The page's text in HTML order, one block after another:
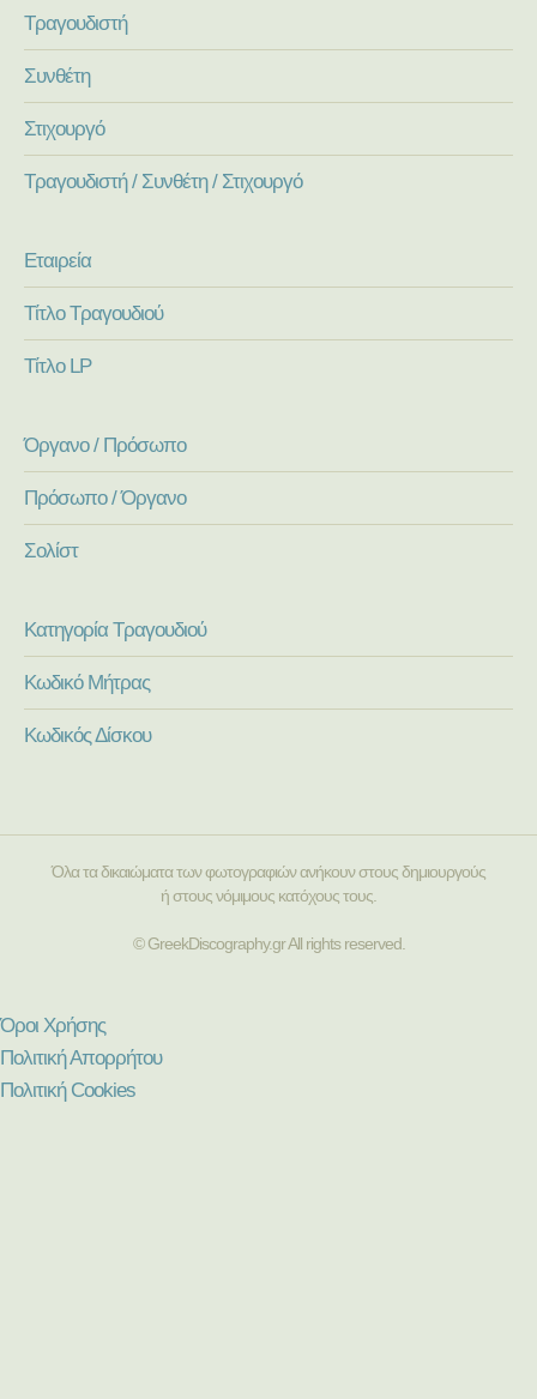
Τραγουδιστή
Συνθέτη
Στιχουργό
Τραγουδιστή / Συνθέτη / Στιχουργό
Εταιρεία
Τίτλο Τραγουδιού
Τίτλο LP
Όργανο / Πρόσωπο
Πρόσωπο / Όργανο
Σολίστ
Κατηγορία Τραγουδιού
Κωδικό Μήτρας
Κωδικός Δίσκου
Όλα τα δικαιώματα των φωτογραφιών ανήκουν στους δημιουργούς
ή στους νόμιμους κατόχους τους.
© GreekDiscography.gr All rights reserved.
Όροι Χρήσης
Πολιτική Απορρήτου
Πολιτική Cookies